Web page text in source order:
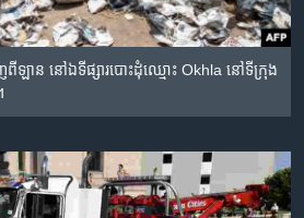
ឡាន​ នៅ​ឯ​ទីផ្សារ​បោះ​ដុំ​ឈ្មោះ Okhla នៅ​ទីក្រុង​